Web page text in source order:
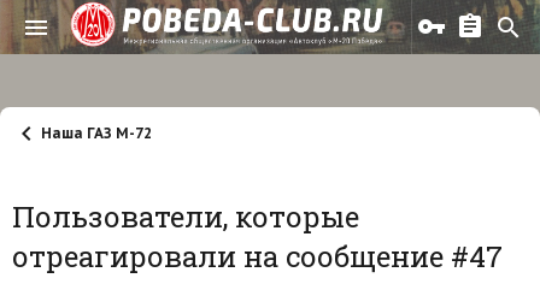
Наша ГАЗ М-72
Пользователи, которые
отреагировали на сообщение #47